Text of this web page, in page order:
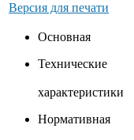
Версия для печати
Основная
Технические
характеристики
Нормативная